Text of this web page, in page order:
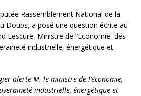
Rassemblement National de la
Doubs, a posé une question écrite au
Lescure, Ministre de l’Economie, des
industrielle, énergétique et
alerte M. le ministre de l’économie,
industrielle, énergétique et